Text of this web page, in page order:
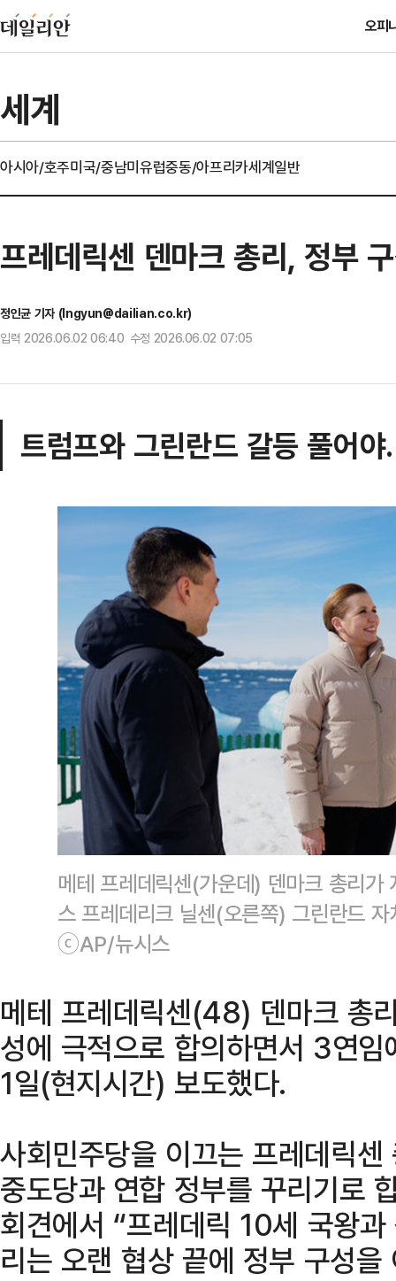
오피
세계
아시아/호주미국/중남미유럽중동/아프리카세계일반
프레데릭센 덴마크 총리, 정부
정인균 기자 (Ingyun@dailian.co.kr)
입력 2026.06.02 06:40 수정 2026.06.02 07:05
트럼프와 그린란드 갈등 풀어
메테 프레데릭센(가운데) 덴마크 총리
스 프레데리크 닐센(오른쪽) 그린란드
ⓒAP/뉴시스
메테 프레데릭센(48) 덴마크 총
성에 극적으로 합의하면서 3연
1일(현지시간) 보도했다.
사회민주당을 이끄는 프레데릭
중도당과 연합 정부를 꾸리기로
회견에서 “프레데릭 10세 국왕
리는 오랜 협상 끝에 정부 구성을